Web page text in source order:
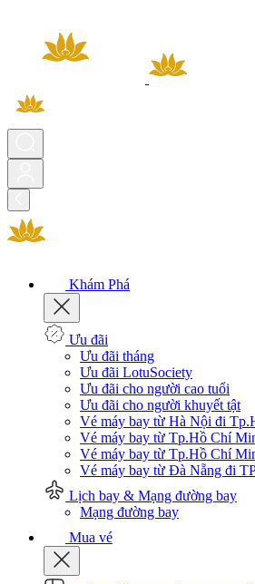
Khám Phá
Ưu đãi
Ưu đãi tháng
Ưu đãi LotuSociety
Ưu đãi cho người cao tuổi
Ưu đãi cho người khuyết tật
Vé máy bay từ Hà Nội đi
Vé máy bay từ Tp.Hồ Chí
Vé máy bay từ Tp.Hồ Chí
Vé máy bay từ Đà Nẵng đi
Lịch bay & Mạng đường bay
Mạng đường bay
Mua vé